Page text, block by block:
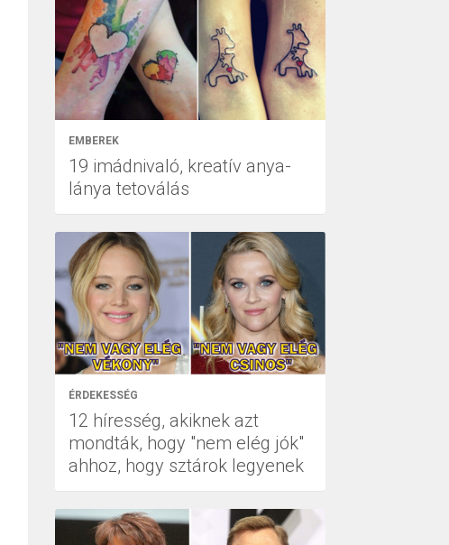
EMBEREK
19 imádnivaló, kreatív anya-
lánya tetoválás
ÉRDEKESSÉG
12 híresség, akiknek azt
mondták, hogy "nem elég jók"
ahhoz, hogy sztárok legyenek